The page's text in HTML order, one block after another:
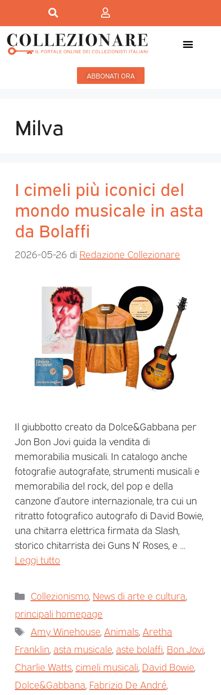
ABBONATI ORA
Milva
I cimeli più iconici del
mondo musicale in asta
da Bolaffi
2026-05-26 di Redazione Collezionare
Il giubbotto creato da Dolce&Gabbana per
Jon Bon Jovi guida la vendita di
memorabilia musicali. In catalogo anche
fotografie autografate, strumenti musicali e
memorabilia del rock, del pop e della
canzone d’autore internazionale, tra cui un
ritratto fotografico autografo di David Bowie,
una chitarra elettrica firmata da Slash,
storico chitarrista dei Guns N’ Roses, e …
Leggi tutto
Collezionismo, News di arte e cultura,
principali homepage
Amy Winehouse, Animals, Aretha
Franklin, asta musicale, aste bolaffi, Bon Jovi,
Charlie Watts, cimeli musicali, David Bowie,
Dolce&Gabbana, Fabrizio De André,